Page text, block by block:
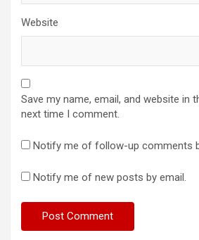
Website
Save my name, email, and website in
next time I comment.
Notify me of follow-up comments
Notify me of new posts by email.